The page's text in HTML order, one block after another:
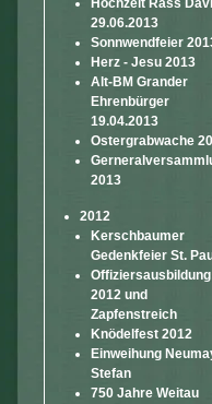
Hochzeit Rass
29.06.2013
Sonnwendfeier
Herz - Jesu 2013
Alt-BM Grander
Ehrenbürger
19.04.2013
Ostergrabwache
2013
2012
Kerschbaumer
Gedenkfeier St.
Offiziersausbildung
2012 und
Zapfenstreich
Knödelfest 2012
Einweihung
Stefan
750 Jahre Weitau